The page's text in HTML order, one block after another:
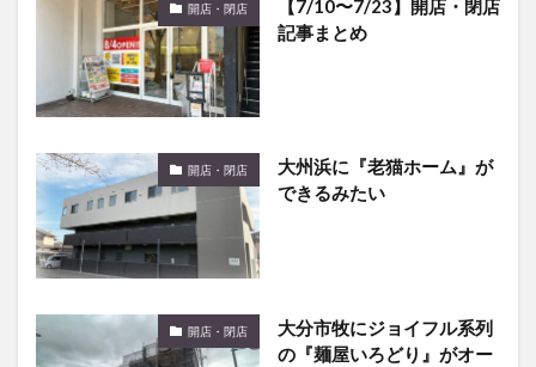
開店・閉店
【7/10〜7/23】開店・閉店
記事まとめ
開店・閉店
大州浜に『老猫ホーム』が
できるみたい
開店・閉店
大分市牧にジョイフル系列
の『麺屋いろどり』がオー